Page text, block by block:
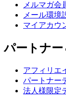
メルマガ会
メール環境
マイアカウ
パートナ
アフィリエ
パートナー
法人様限定